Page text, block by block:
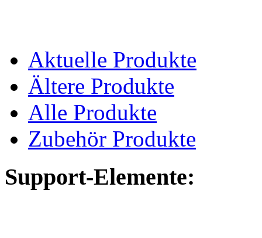
Aktuelle Produkte
Ältere Produkte
Alle Produkte
Zubehör Produkte
Support-Elemente: